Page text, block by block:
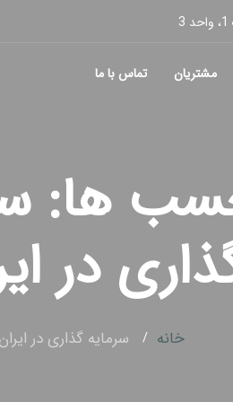
مشتریان تماس با ما
ها:
در
خانه سرمایه گذاری در ایران